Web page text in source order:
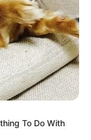
To Do With